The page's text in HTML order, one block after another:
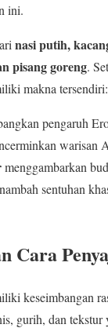
ini.
nasi putih,
pisang goreng.
makna tersendiri:
pengaruh
warisan
menggambarkan
sentuhan
Cara
keseimbangan
gurih, dan